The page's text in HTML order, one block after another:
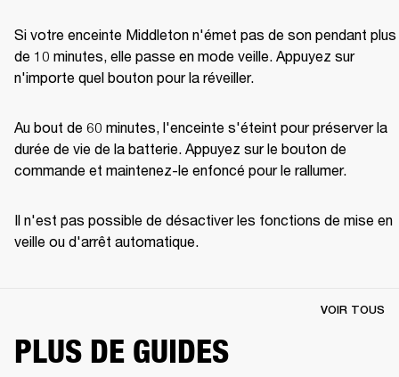
Si votre enceinte Middleton n'émet pas de son pendant plus
de 10 minutes, elle passe en mode veille. Appuyez sur
n'importe quel bouton pour la réveiller.
Au bout de 60 minutes, l'enceinte s'éteint pour préserver la
durée de vie de la batterie. Appuyez sur le bouton de
commande et maintenez-le enfoncé pour le rallumer.
Il n'est pas possible de désactiver les fonctions de mise en
veille ou d'arrêt automatique.
PLUS DE GUIDES
VOIR TOUS